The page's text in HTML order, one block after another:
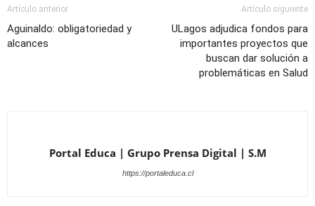
Artículo anterior
Aguinaldo: obligatoriedad y
alcances
Artículo siguiente
ULagos adjudica fondos para
importantes proyectos que
buscan dar solución a
problemáticas en Salud
Portal Educa | Grupo Prensa Digital | S.M
https://portaleduca.cl